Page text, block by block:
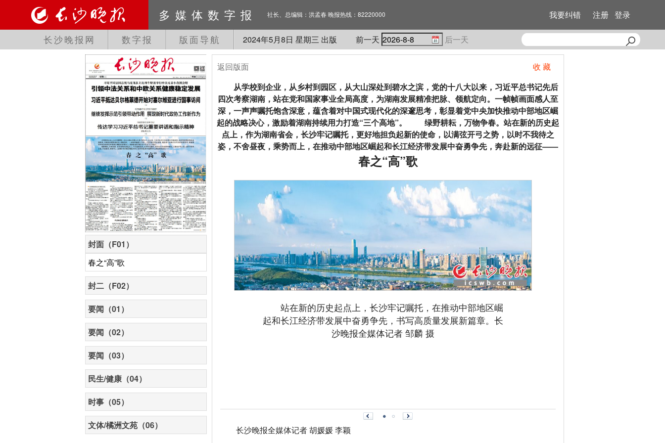
多媒体数字报 社长、总编辑：洪孟春 晚报热线：82220000 我要纠错 注册 登录
长沙晚报网 数字报 版面导航 2024年5月8日 星期三 出版 前一天 后一天
封面（F01）
春之“高”歌
封二（F02）
要闻（01）
要闻（02）
要闻（03）
民生/健康（04）
时事（05）
文体/橘洲文苑（06）
返回版面
收 藏
从学校到企业，从乡村到园区，从大山深处到碧水之滨，党的十八大以来，习近平总书记先后
四次考察湖南，站在党和国家事业全局高度，为湖南发展精准把脉、领航定向。一帧帧画面感人至
深，一声声嘱托饱含深意，蕴含着对中国式现代化的深邃思考，彰显着党中央加快推动中部地区崛
起的战略决心，激励着湖南持续用力打造“三个高地”。 绿野耕耘，万物争春。站在新的历史起
点上，作为湖南省会，长沙牢记嘱托，更好地担负起新的使命，以满弦开弓之势，以时不我待之
姿，不舍昼夜，乘势而上，在推动中部地区崛起和长江经济带发展中奋勇争先，奔赴新的远征——
春之“高”歌
站在新的历史起点上，长沙牢记嘱托，在推动中部地区崛
起和长江经济带发展中奋勇争先，书写高质量发展新篇章。长
沙晚报全媒体记者 邹麟 摄
长沙晚报全媒体记者 胡媛媛 李颖